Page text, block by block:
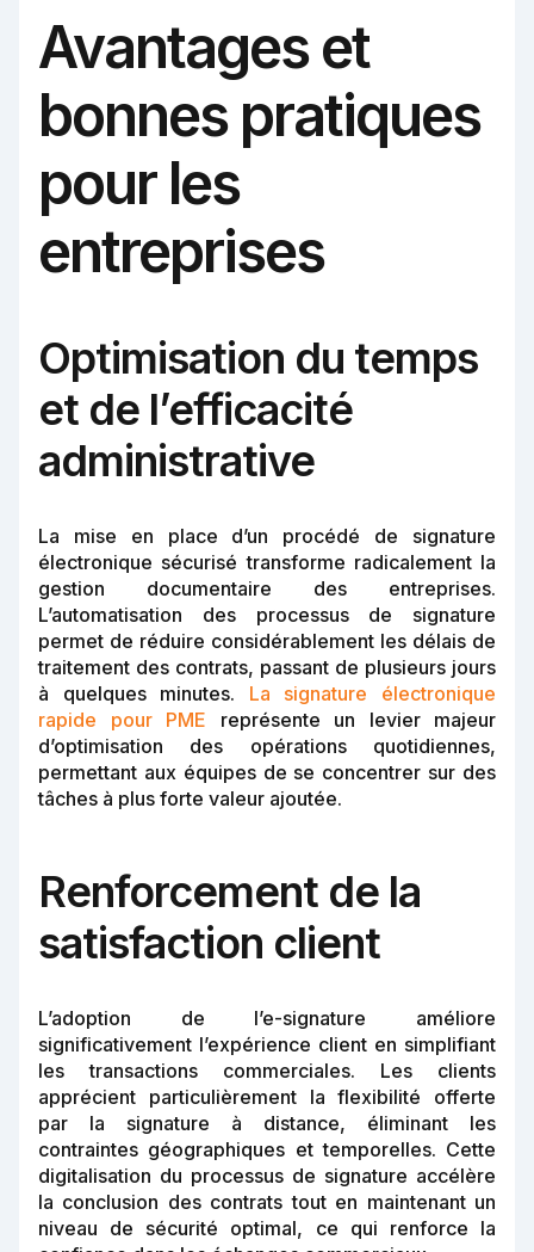
Avantages et
bonnes pratiques
pour les
entreprises
Optimisation du temps
et de l’efficacité
administrative
La mise en place d’un procédé de signature
électronique sécurisé transforme radicalement la
gestion documentaire des entreprises.
L’automatisation des processus de signature
permet de réduire considérablement les délais de
traitement des contrats, passant de plusieurs jours
à quelques minutes. La signature électronique
rapide pour PME représente un levier majeur
d’optimisation des opérations quotidiennes,
permettant aux équipes de se concentrer sur des
tâches à plus forte valeur ajoutée.
Renforcement de la
satisfaction client
L’adoption de l’e-signature améliore
significativement l’expérience client en simplifiant
les transactions commerciales. Les clients
apprécient particulièrement la flexibilité offerte
par la signature à distance, éliminant les
contraintes géographiques et temporelles. Cette
digitalisation du processus de signature accélère
la conclusion des contrats tout en maintenant un
niveau de sécurité optimal, ce qui renforce la